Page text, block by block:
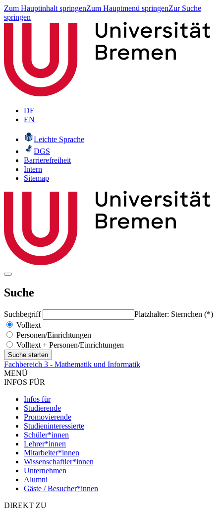
Zum Hauptinhalt springenZum Hauptmenü springenZur Suche
springen
DE
EN
Leichte Sprache
DGS
Barrierefreiheit
Intern
Sitemap
Suche
Suchbegriff
Platzhalter: Sternchen (*)
Volltext
Personen/Einrichtungen
Volltext + Personen/Einrichtungen
Fachbereich 3 - Mathematik und Informatik
MENÜ
INFOS FÜR
Infos für
Studierende
Promovierende
Studieninteressierte
Schüler*innen
Lehrer*innen
Mitarbeiter*innen
Wissenschaftler*innen
Unternehmen
Alumni
Gäste / Besucher*innen
DIREKT ZU